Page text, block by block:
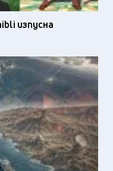
изпусна